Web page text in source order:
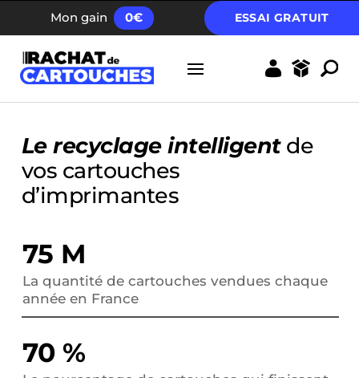
FRAIS D’ENVOI GRATUIT DÈS 40 EUROS
Mon gain 0€ ESSAI GRATUIT
Le recyclage intelligentde
vos cartouches
d’imprimantes
75 M
La quantité de cartouches vendues chaque
année en France
70 %